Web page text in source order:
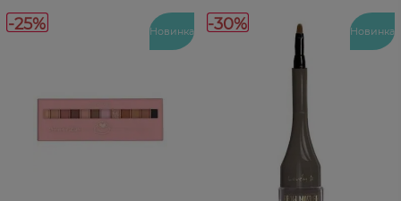
-25% Новинка -30% Новинка